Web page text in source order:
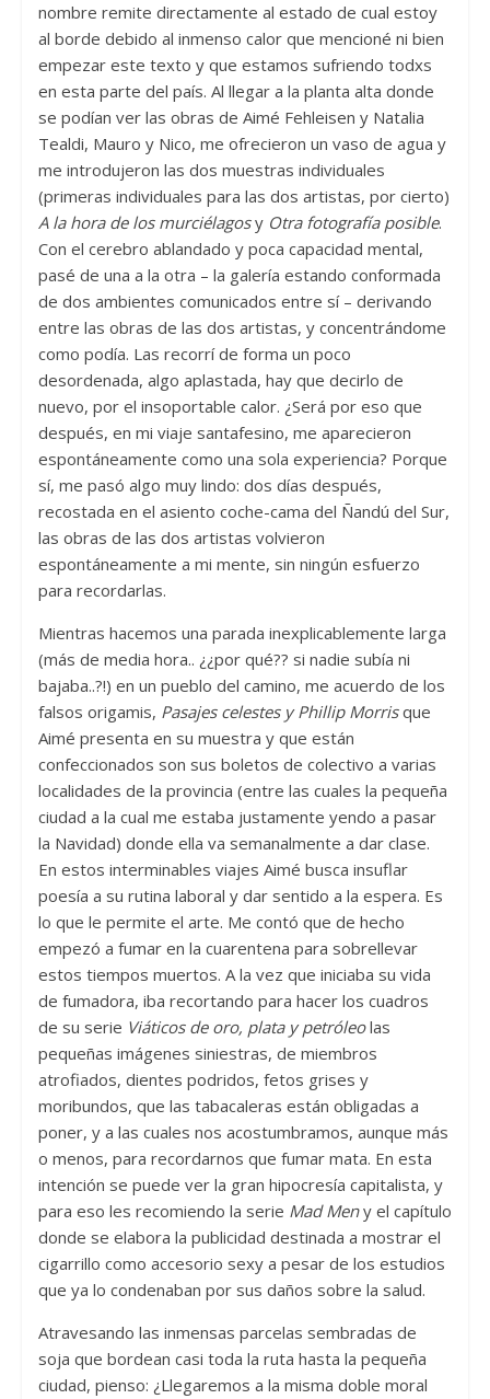
nombre remite directamente al estado de cual estoy
al borde debido al inmenso calor que mencioné ni bien
empezar este texto y que estamos sufriendo todxs
en esta parte del país. Al llegar a la planta alta donde
se podían ver las obras de Aimé Fehleisen y Natalia
Tealdi, Mauro y Nico, me ofrecieron un vaso de agua y
me introdujeron las dos muestras individuales
(primeras individuales para las dos artistas, por cierto)
A la hora de los murciélagosy Otra fotografía posible.
Con el cerebro ablandado y poca capacidad mental,
pasé de una a la otra – la galería estando conformada
de dos ambientes comunicados entre sí – derivando
entre las obras de las dos artistas, y concentrándome
como podía. Las recorrí de forma un poco
desordenada, algo aplastada, hay que decirlo de
nuevo, por el insoportable calor. ¿Será por eso que
después, en mi viaje santafesino, me aparecieron
espontáneamente como una sola experiencia? Porque
sí, me pasó algo muy lindo: dos días después,
recostada en el asiento coche-cama del Ñandú del Sur,
las obras de las dos artistas volvieron
espontáneamente a mi mente, sin ningún esfuerzo
para recordarlas.
Mientras hacemos una parada inexplicablemente larga
(más de media hora.. ¿¿por qué?? si nadie subía ni
bajaba..?!) en un pueblo del camino, me acuerdo de los
falsos origamis, Pasajes celestes y Phillip Morrisque
Aimé presenta en su muestra y que están
confeccionados son sus boletos de colectivo a varias
localidades de la provincia (entre las cuales la pequeña
ciudad a la cual me estaba justamente yendo a pasar
la Navidad) donde ella va semanalmente a dar clase.
En estos interminables viajes Aimé busca insuflar
poesía a su rutina laboral y dar sentido a la espera. Es
lo que le permite el arte. Me contó que de hecho
empezó a fumar en la cuarentena para sobrellevar
estos tiempos muertos. A la vez que iniciaba su vida
de fumadora, iba recortando para hacer los cuadros
de su serie Viáticos de oro, plata y petróleolas
pequeñas imágenes siniestras, de miembros
atrofiados, dientes podridos, fetos grises y
moribundos, que las tabacaleras están obligadas a
poner, y a las cuales nos acostumbramos, aunque más
o menos, para recordarnos que fumar mata. En esta
intención se puede ver la gran hipocresía capitalista, y
para eso les recomiendo la serie Mad Meny el capítulo
donde se elabora la publicidad destinada a mostrar el
cigarrillo como accesorio sexy a pesar de los estudios
que ya lo condenaban por sus daños sobre la salud.
Atravesando las inmensas parcelas sembradas de
soja que bordean casi toda la ruta hasta la pequeña
ciudad, pienso: ¿Llegaremos a la misma doble moral